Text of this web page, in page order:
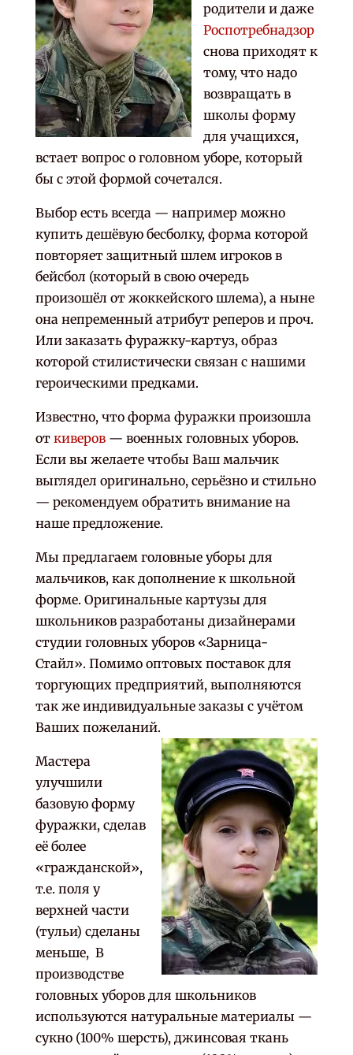
родители и даже
Роспотребнадзор
снова приходят к
тому, что надо
возвращать в
школы форму
для учащихся,
встает вопрос о головном уборе, который
бы с этой формой сочетался.
Выбор есть всегда — например можно
купить дешёвую бесболку, форма которой
повторяет защитный шлем игроков в
бейсбол (который в свою очередь
произошёл от жоккейского шлема), а ныне
она непременный атрибут реперов и проч.
Или заказать фуражку-картуз, образ
которой стилистически связан с нашими
героическими предками.
Известно, что форма фуражки произошла
откиверов— военных головных уборов.
Если вы желаете чтобы Ваш мальчик
выглядел оригинально, серьёзно и стильно
— рекомендуем обратить внимание на
наше предложение.
Мы предлагаем головные уборы для
мальчиков, как дополнение к школьной
форме. Оригинальные картузы для
школьников разработаны дизайнерами
студии головных уборов «Зарница-
Стайл». Помимо оптовых поставок для
торгующих предприятий, выполняются
так же индивидуальные заказы с учётом
Ваших пожеланий.
Мастера
улучшили
базовую форму
фуражки, сделав
её более
«гражданской»,
т.е. поля у
верхней части
(тульи) сделаны
меньше, В
производстве
головных уборов для школьников
используются натуральные материалы —
сукно (100% шерсть), джинсовая ткань